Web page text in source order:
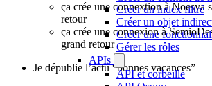
Créer un index filtré
Créer un objet
Créer une
Gérer les rôles
APIs
API et corbeille
ça crée une connextion à Noesya
retour
ça crée une connexion à
grand retour
Je dépublie l’actu “bonnes vacances”